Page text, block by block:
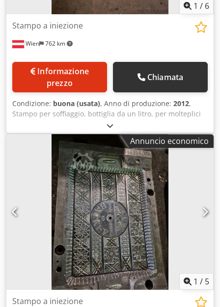
1 / 6
Wien 762 km
Stampo a iniezione
prezzo
Chiamata
Condizione: buona (usata), Anno di produzione: 2012,
Stampo per soffiaggio, bottiglia da un litro, per molteplici
Annuncio economico
1 / 5
Stampo a iniezione